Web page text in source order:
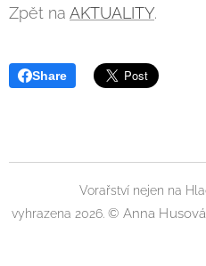
Zpět na AKTUALITY.
Share
Vorařství nejen na
vyhrazena 2026.© Anna